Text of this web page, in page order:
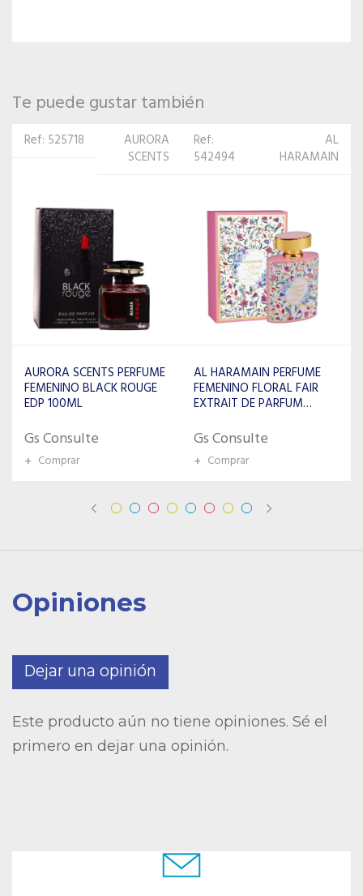
Te puede gustar también
Ref:
AL
HARAMAIN
AL HARAMAIN PERFUME
FEMENINO FLORAL FAIR
EXTRAIT DE PARFUM
Gs Consulte
+ Comprar
Ref:
510479
ROCHAS
PARIS
ROCHAS PARIS PERFUME
FEMENINO BYZANCE EDP
90ML
Gs Consulte
+ Comprar
Opiniones
Dejar una opinión
Este producto aún no tiene opiniones. Sé el
primero en dejar una opinión.